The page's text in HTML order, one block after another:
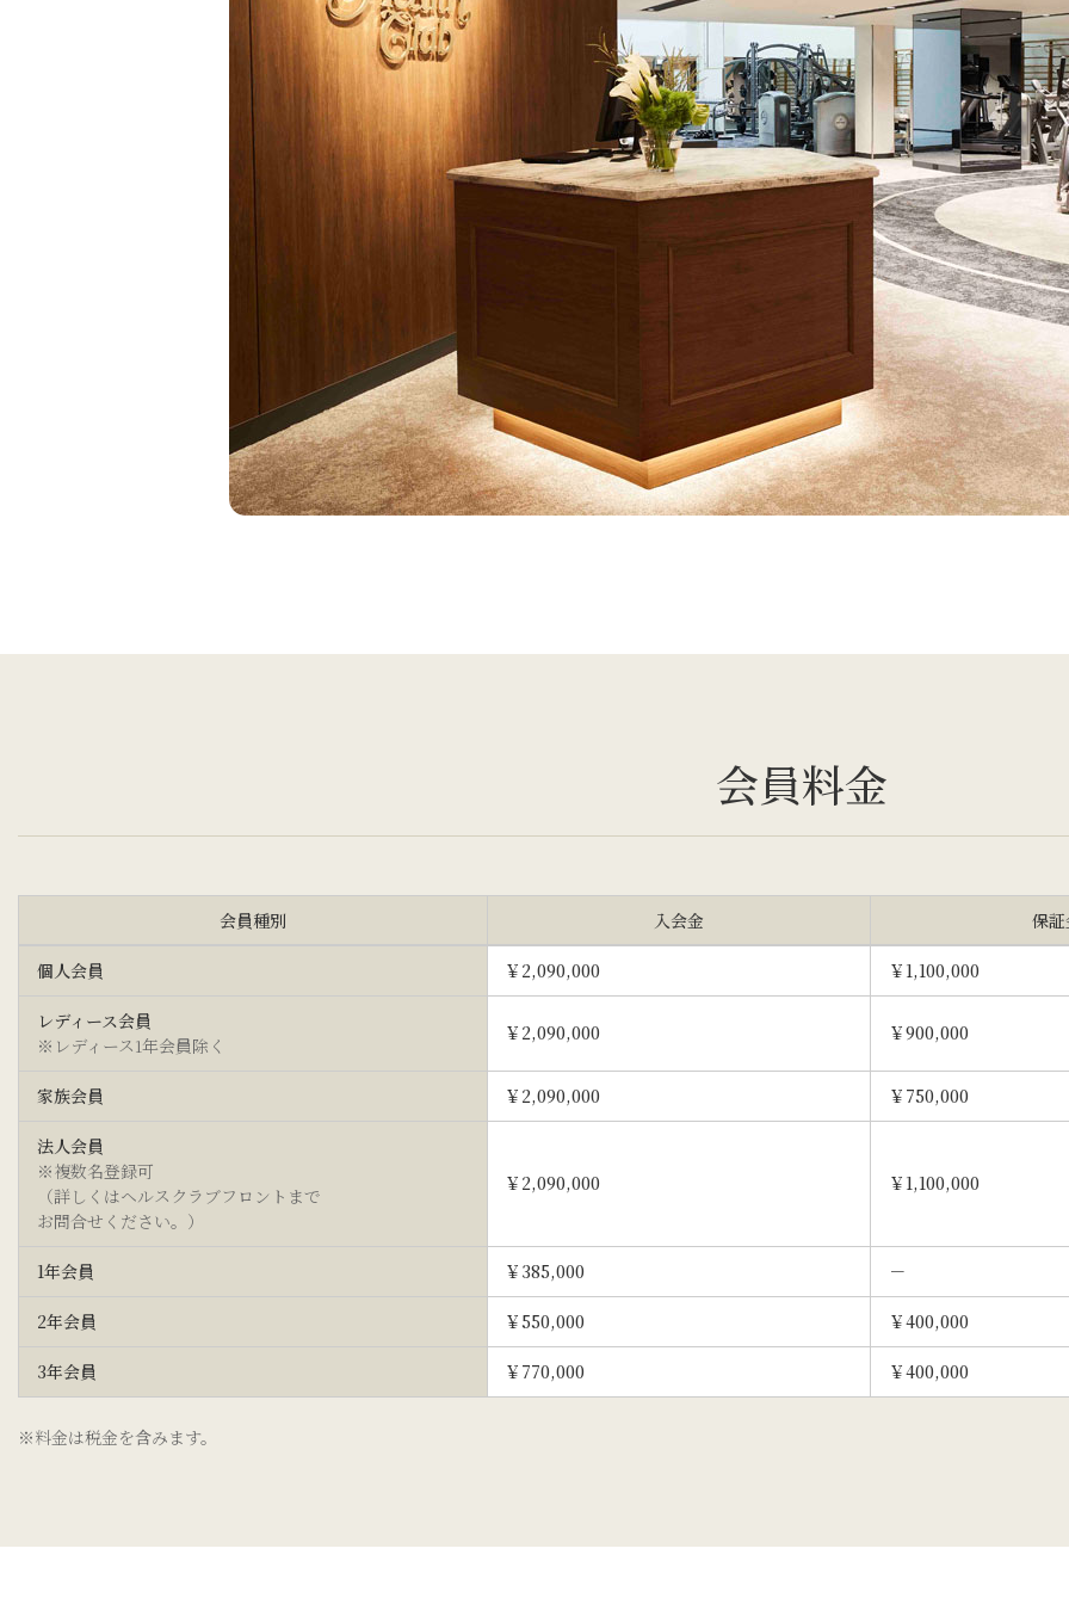
会員料金
会員種別 入会金 保
個人会員 ￥2,090,000 ￥1,100,000
レディース会員
※レディース1年会員除く
￥2,090,000 ￥900,000
家族会員 ￥2,090,000 ￥750,000
法人会員
※複数名登録可
（詳しくはヘルスクラブフロントまで
お問合せください。）
￥2,090,000 ￥1,100,000
1年会員 ￥385,000 －
2年会員 ￥550,000 ￥400,000
3年会員 ￥770,000 ￥400,000
※料金は税金を含みます。